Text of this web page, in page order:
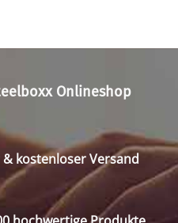
Onlineshop
kostenloser Versand